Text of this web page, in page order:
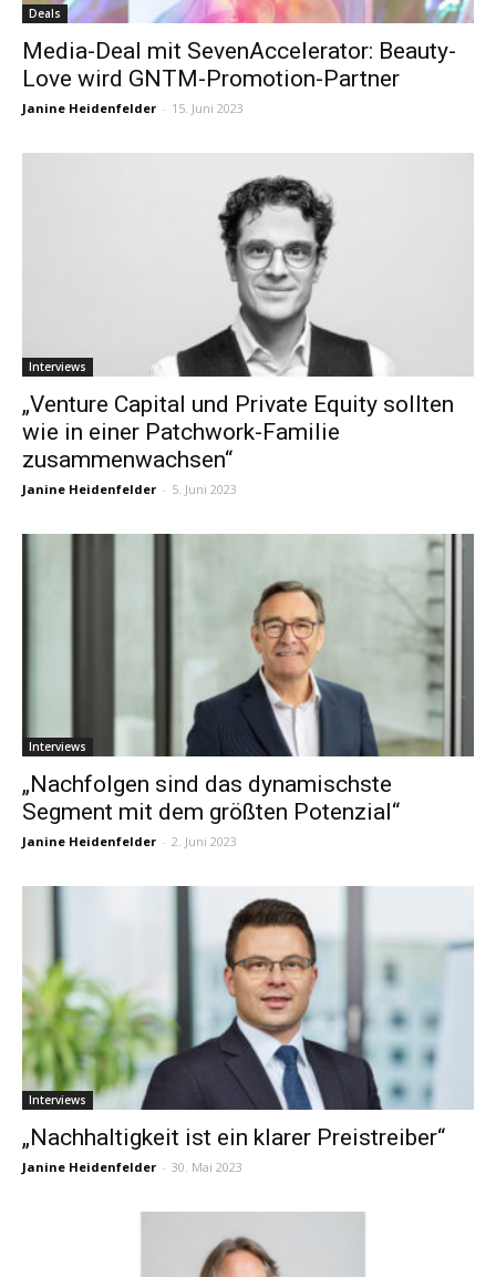
Deals
Media-Deal mit SevenAccelerator: Beauty-
Love wird GNTM-Promotion-Partner
Janine Heidenfelder - 15. Juni 2023
Interviews
„Venture Capital und Private Equity sollten
wie in einer Patchwork-Familie
zusammenwachsen“
Janine Heidenfelder - 5. Juni 2023
Interviews
„Nachfolgen sind das dynamischste
Segment mit dem größten Potenzial“
Janine Heidenfelder - 2. Juni 2023
Interviews
„Nachhaltigkeit ist ein klarer Preistreiber“
Janine Heidenfelder - 30. Mai 2023